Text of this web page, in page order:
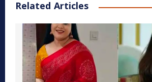
Related Articles